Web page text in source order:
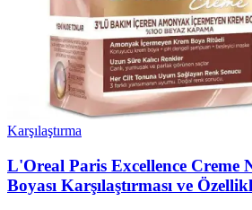
Karşılaştırma
L'Oreal Paris Excellence Creme
Boyası Karşılaştırması ve